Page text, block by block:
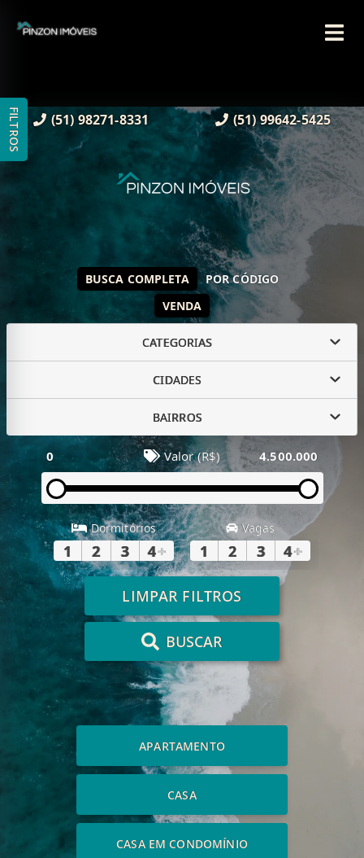
(51) 98271-8331 (51) 99642-5425
VENDA
BUSCA COMPLETA POR CÓDIGO
CATEGORIAS
CIDADES
BAIRROS
0 Valor (R$) 4.500.000
Dormitórios
1 2 3 4+
Vagas
1 2 3 4+
LIMPAR FILTROS
BUSCAR
APARTAMENTO
CASA
CASA EM CONDOMÍNIO
FILTROS